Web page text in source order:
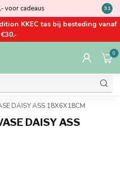
voor cadeaus Kom
9.1
KKEC tas bij besteding vanaf
€30,-
0
DAISY ASS 18X6X18CM
DAISY ASS